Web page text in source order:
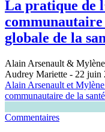
La pratique de
communautaire
globale de la
Alain Arsenault &
Audrey Mariette - 22 juin
Alain Arsenault et
communautaire de la
Commentaires